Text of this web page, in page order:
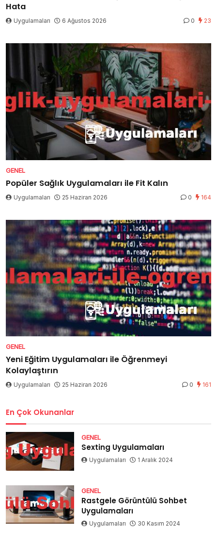
Hata
Uygulamaları 6 Ağustos 2026 0 23
GENEL
Popüler Sağlık Uygulamaları ile Fit Kalın
Uygulamaları 25 Haziran 2026 0 164
GENEL
Yeni Eğitim Uygulamaları ile Öğrenmeyi
Kolaylaştırın
Uygulamaları 25 Haziran 2026 0 161
En Çok Okunanlar
GENEL
Sexting Uygulamaları
Uygulamaları 1 Aralık 2024
GENEL
Rastgele Görüntülü Sohbet
Uygulamaları
Uygulamaları 30 Kasım 2024